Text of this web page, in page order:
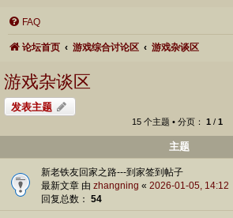
FAQ
论坛首页 游戏综合讨论区 游戏杂谈区
游戏杂谈区
发表主题
15 个主题 • 分页： 1 / 1
主题
新老铁友回家之路---到家签到帖子
最新文章 由 zhangning « 2026-01-05, 14:12
回复总数： 54